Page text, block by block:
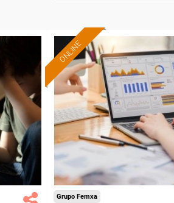
ONLINE
Formación 100%
subvencionada.
Para desempleados,
trabajadores y autónomos.
Sector
-Información, Comunicación
y Artes Gráficas.
Grupo Femxa